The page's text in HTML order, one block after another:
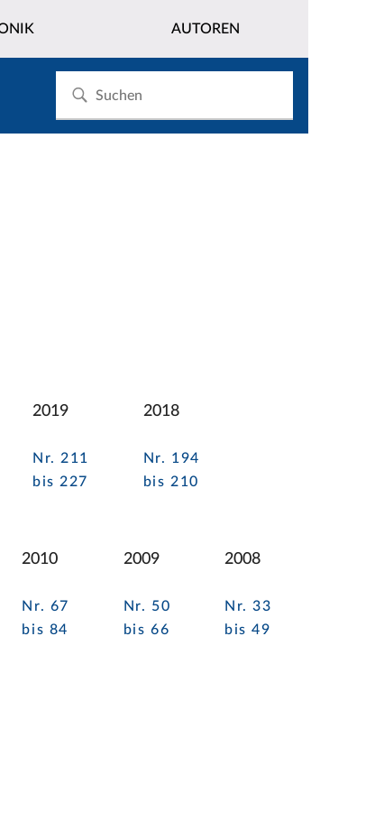
AUTOREN
2019
Nr. 211
bis 227
2018
Nr. 194
bis 210
2010
Nr. 67
bis 84
2009
Nr. 50
bis 66
2008
Nr. 33
bis 49